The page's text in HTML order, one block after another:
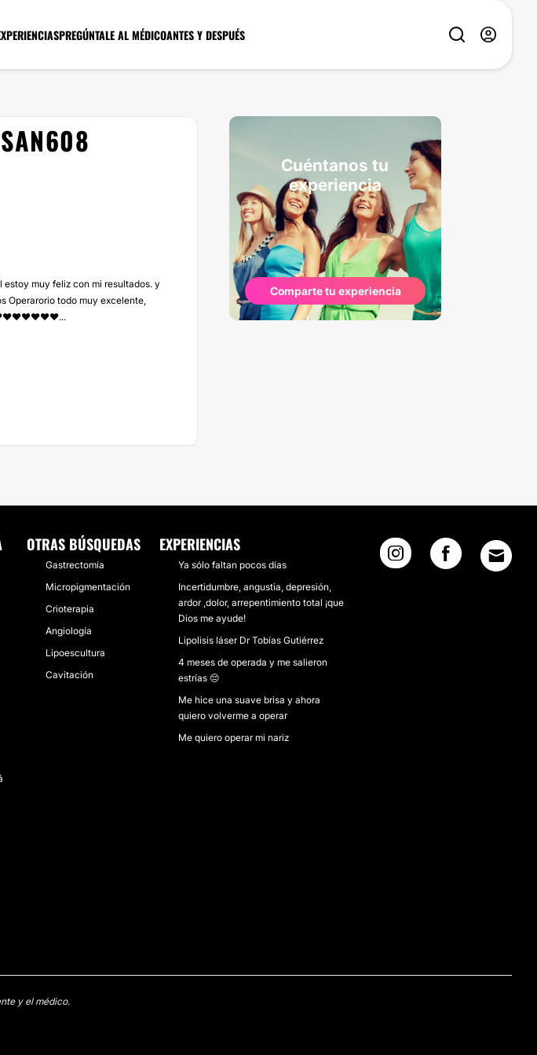
PREGÚNTALE AL MÉDICOANTES Y DESPUÉS
muy feliz con mi resultados. y
Operarorio todo muy excelente,
Cuéntanos tu
experiencia
Comparte tu experiencia
OTRAS BÚSQUEDAS
Gastrectomía
Micropigmentación
Crioterapia
Angiología
Lipoescultura
Cavitación
EXPERIENCIAS
Ya sólo faltan pocos días
Incertidumbre, angustia, depresión,
ardor ,dolor, arrepentimiento total ¡que
Dios me ayude!
Lipolisis láser Dr Tobías Gutiérrez
4 meses de operada y me salieron
estrías 😔
Me hice una suave brisa y ahora
quiero volverme a operar
Me quiero operar mi nariz
y el médico.